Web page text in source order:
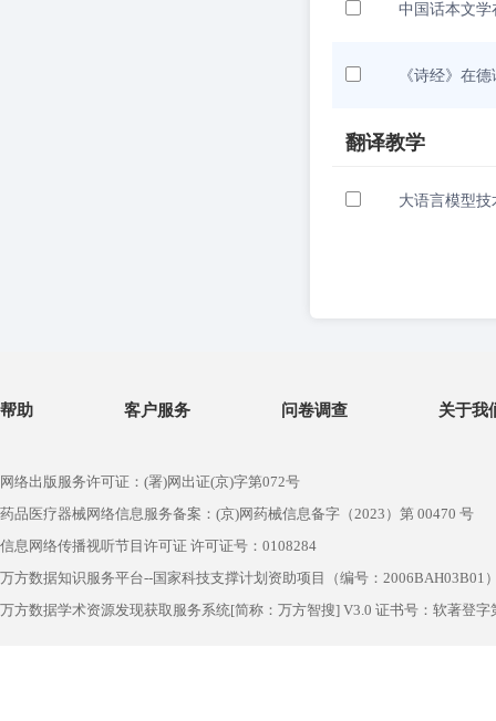
中国话本文
《诗经》在
翻译教学
大语言模型
帮助 客户服务 问卷调查 关于我
网络出版服务许可证：(署)网出证(京)字第072号
药品医疗器械网络信息服务备案：(京)网药械信息备字（2023）第 00470 号
信息网络传播视听节目许可证 许可证号：0108284
万方数据知识服务平台--国家科技支撑计划资助项目（编号：2006BAH03B01
万方数据学术资源发现获取服务系统[简称：万方智搜] V3.0 证书号：软著登字